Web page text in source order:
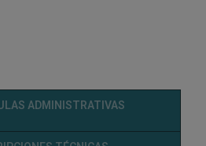
ADMINISTRATIVAS